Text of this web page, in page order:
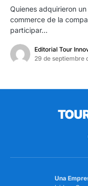
Quienes adquirieron
commerce de la
participar…
Editorial Tour
29 de septiembre
Una